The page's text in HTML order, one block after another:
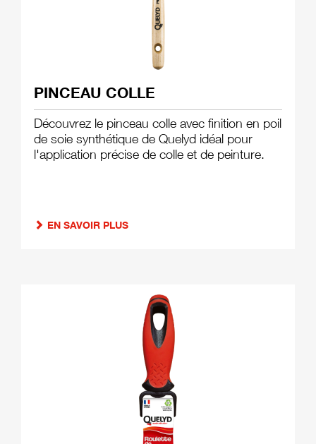
PINCEAU COLLE
Découvrez le pinceau colle avec finition en poil
de soie synthétique de Quelyd idéal pour
l'application précise de colle et de peinture.
EN SAVOIR PLUS